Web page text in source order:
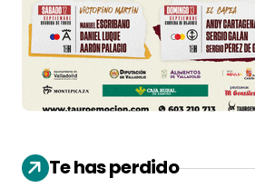
Te has perdido